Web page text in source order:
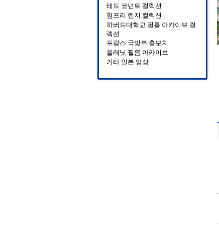
테드 코넌트 컬렉션
험프리 렌지 컬렉션
하버드대학교 필름 아카이브 컬
렉션
프랑스 국방부 홍보처
플래닛 필름 아카이브
기타 일본 영상